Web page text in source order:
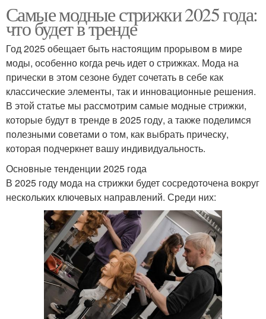
Самые модные стрижки 2025 года:
что будет в тренде
Год 2025 обещает быть настоящим прорывом в мире
моды, особенно когда речь идет о стрижках. Мода на
прически в этом сезоне будет сочетать в себе как
классические элементы, так и инновационные решения.
В этой статье мы рассмотрим самые модные стрижки,
которые будут в тренде в 2025 году, а также поделимся
полезными советами о том, как выбрать прическу,
которая подчеркнет вашу индивидуальность.
Основные тенденции 2025 года
В 2025 году мода на стрижки будет сосредоточена вокруг
нескольких ключевых направлений. Среди них: